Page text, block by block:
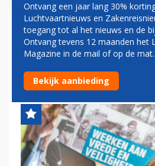
DEFENSIE
DEELNEMER AAN
EXPERIENCE IN
Ontvang een jaar lang 30%
Luchtvaartnieuws en
toegang tot al het nieuws en de
Ontvang tevens 12 maanden het
Magazine in de mail of op de mat.
Bekijk aanbieding